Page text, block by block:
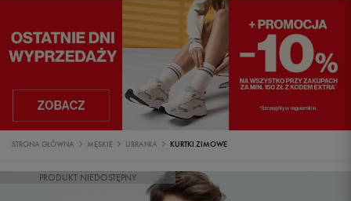
STRONA GŁÓWNA MĘSKIE UBRANIA KURTKI ZIMOWE
PRODUKT NIEDOSTĘPNY